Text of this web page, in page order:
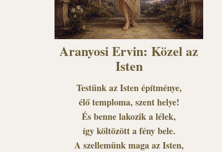
Aranyosi Ervin: Közel az
Isten
Testünk az Isten építménye,
élő temploma, szent helye!
És benne lakozik a lélek,
így költözött a fény bele.
A szellemünk maga az Isten,